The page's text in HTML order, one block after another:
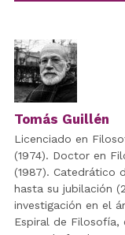
Tomás Guillén
Licenciado en
(1974). Doctor en
(1987). Catedrático
hasta su jubilación
investigación en el
Espiral de